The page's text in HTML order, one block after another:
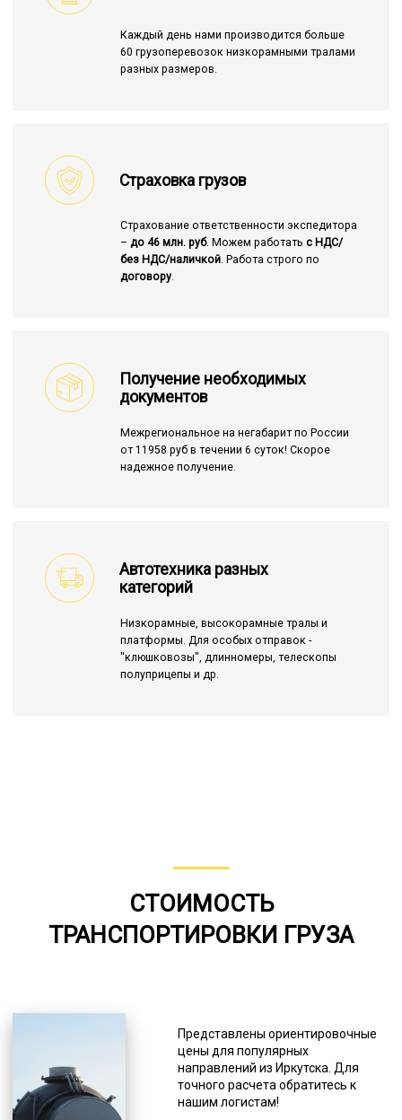
Каждый день нами производится больше
60 грузоперевозок низкорамными тралами
разных размеров.
Страховка грузов
Страхование ответственности экспедитора
– до 46 млн. руб. Можем работать с НДС/
без НДС/наличкой. Работа строго по
договору.
Получение необходимых
документов
Межрегиональное на негабарит по России
от 11958 руб в течении 6 суток! Скорое
надежное получение.
Автотехника разных
категорий
Низкорамные, высокорамные тралы и
платформы. Для особых отправок -
"клюшковозы", длинномеры, телескопы
полуприцепы и др.
СТОИМОСТЬ
ТРАНСПОРТИРОВКИ ГРУЗА
Представлены ориентировочные
цены для популярных
направлений из Иркутска. Для
точного расчета обратитесь к
нашим логистам!